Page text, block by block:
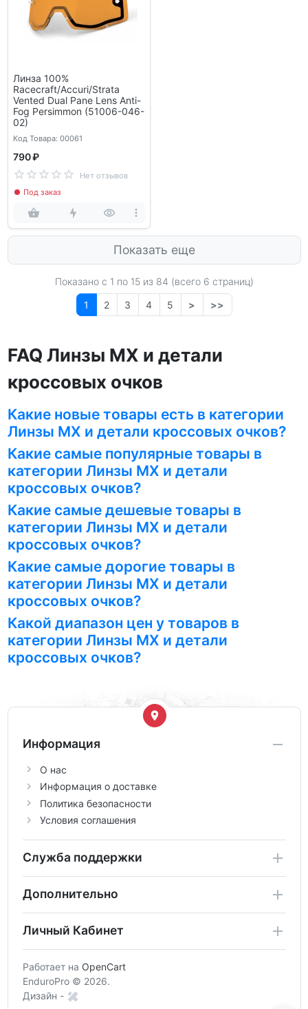
Линза 100%
Racecraft/Accuri/Strata
Vented Dual Pane Lens Anti-
Fog Persimmon (51006-046-
02)
Код Товара: 00061
790 ₽
Нет отзывов
Под заказ
Показать еще
Показано с 1 по 15из 84 (всего 6 страниц)
1
2 3 4 5 > >>
FAQ Линзы MX и детали
кроссовых очков
Какие новые товары есть в категории
Линзы MX и детали кроссовых очков?
Какие самые популярные товары в
категории Линзы MX и детали
кроссовых очков?
Какие самые дешевые товары в
категории Линзы MX и детали
кроссовых очков?
Какие самые дорогие товары в
категории Линзы MX и детали
кроссовых очков?
Какой диапазон цен у товаров в
категории Линзы MX и детали
кроссовых очков?
Информация
О нас
Информация о доставке
Политика безопасности
Условия соглашения
Служба поддержки
Дополнительно
Личный Кабинет
Работает на OpenCart
EnduroPro © 2026.
Дизайн -